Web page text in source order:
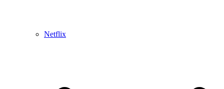
Netflix